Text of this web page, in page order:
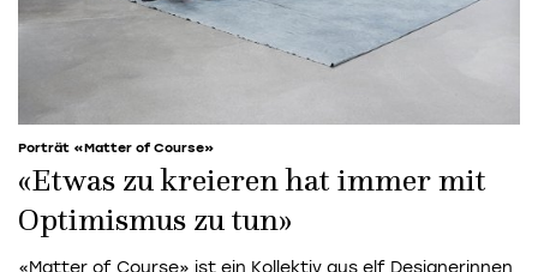
Porträt «Matter of Course»
«Etwas zu kreieren hat immer mit
Optimismus zu tun»